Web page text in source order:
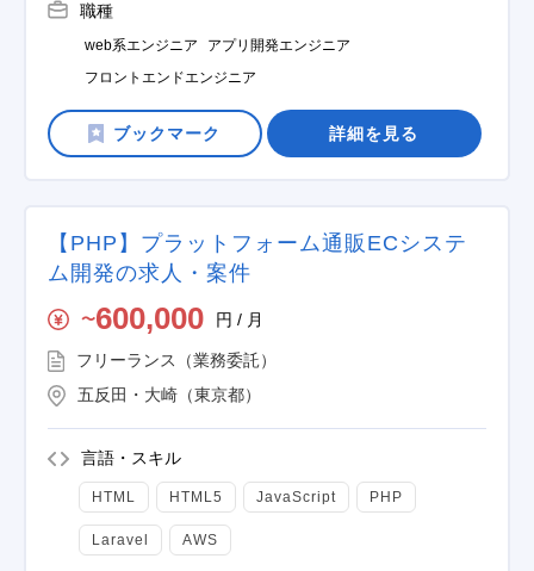
職種
web系エンジニア
アプリ開発エンジニア
フロントエンドエンジニア
詳細を見る
【PHP】プラットフォーム通販ECシステ
ム開発の求人・案件
〜600,000 円 / 月
フリーランス（業務委託）
五反田・大崎（東京都）
言語・スキル
HTML HTML5 JavaScript PHP
Laravel AWS